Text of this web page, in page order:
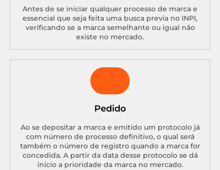
Antes de se iniciar qualquer processo de marca e
essencial que seja feita uma busca previa no INPI,
verificando se a marca semelhante ou igual não
existe no mercado.
Pedido
Ao se depositar a marca e emitido um protocolo já
com número de processo definitivo, o qual será
também o número de registro quando a marca for
concedida. A partir da data desse protocolo se dá
início a prioridade da marca no mercado.